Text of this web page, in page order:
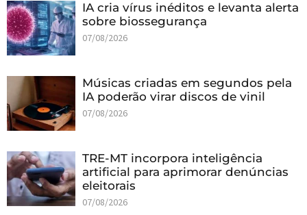
IA cria vírus inéditos e levanta alerta
sobre biossegurança
07/08/2026
Músicas criadas em segundos pela
IA poderão virar discos de vinil
07/08/2026
TRE-MT incorpora inteligência
artificial para aprimorar denúncias
eleitorais
07/08/2026